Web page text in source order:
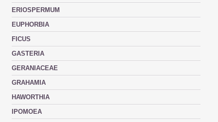
ERIOSPERMUM
EUPHORBIA
FICUS
GASTERIA
GERANIACEAE
GRAHAMIA
HAWORTHIA
IPOMOEA